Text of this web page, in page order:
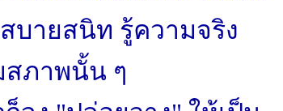
บายสนิท รู้ความจริง
สภาพนั้น ๆ